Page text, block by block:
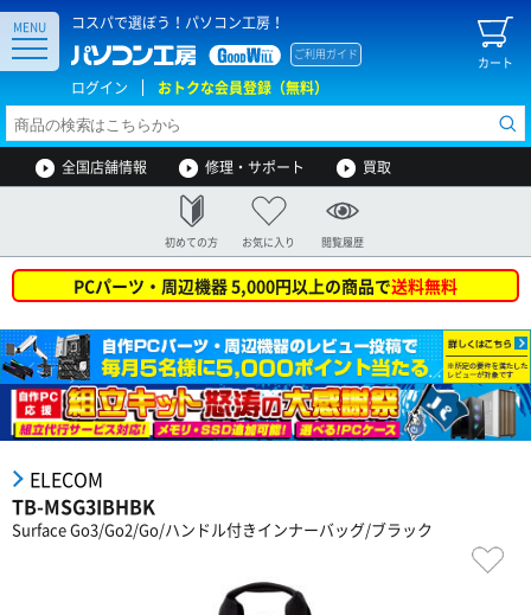
コスパで選ぼう！パソコン工房！
カート
ご利用ガイド
ログイン おトクな会員登録（無料）
MENU
全国店舗情報 修理・サポート 買取
初めての方 お気に入り 閲覧履歴
PCパーツ・周辺機器 5,000円以上の商品で送料無料
ELECOM
TB-MSG3IBHBK
Surface Go3/Go2/Go/ハンドル付きインナーバッグ/ブラック